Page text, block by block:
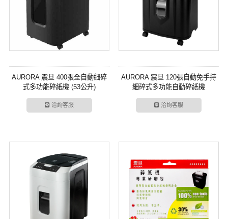
AURORA 震旦 400張全自動細碎
式多功能碎紙機 (53公升)
(AS400ACM)
洽詢客服
AURORA 震旦 120張自動免手持
細碎式多功能自動碎紙機
(AS120ACM)
洽詢客服